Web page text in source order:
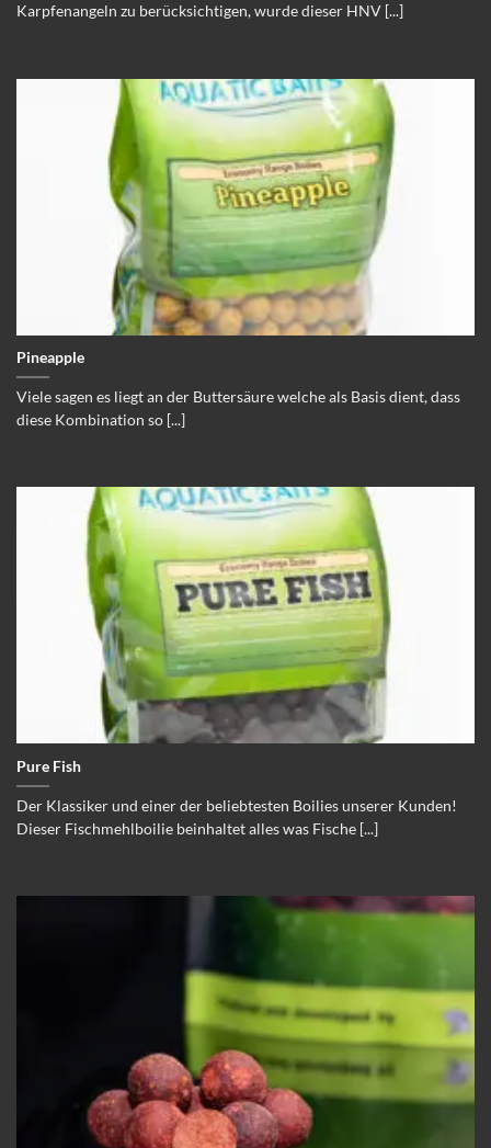
Karpfenangeln zu berücksichtigen, wurde dieser HNV [...]
Pineapple
Viele sagen es liegt an der Buttersäure welche als Basis dient, dass
diese Kombination so [...]
Pure Fish
Der Klassiker und einer der beliebtesten Boilies unserer Kunden!
Dieser Fischmehlboilie beinhaltet alles was Fische [...]